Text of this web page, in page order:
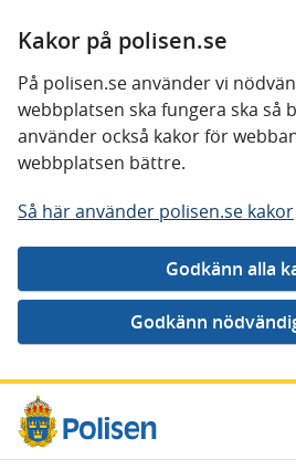
Kakor på polisen.se
På polisen.se använder vi
webbplatsen ska fungera ska så
använder också kakor för
webbplatsen bättre.
Så här använder polisen.se kakor
Gå direkt till innehåll